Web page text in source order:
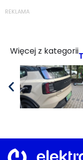
REKLAMA
Więcej z kategorii